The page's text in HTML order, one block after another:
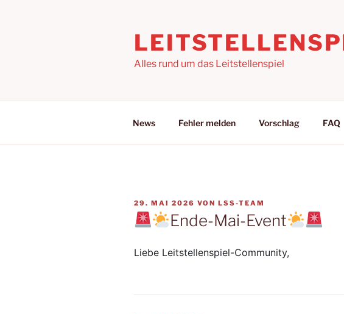
Alles rund um das Leitstellenspiel
News Fehler melden Vorschlag FAQ
VERÖFFENTLICHT
AM
29. MAI 2026 VON LSS-TEAM
Ende-Mai-Event
Liebe Leitstellenspiel-Community,